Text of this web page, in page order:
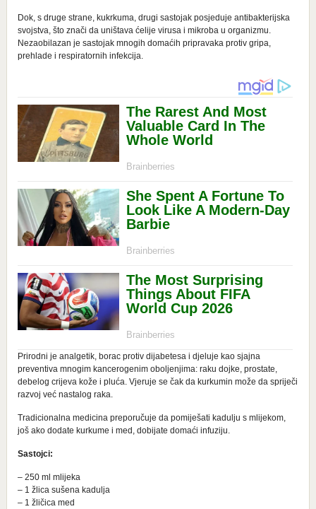
Dok, s druge strane, kukrkuma, drugi sastojak posjeduje antibakterijska
svojstva, što znači da uništava ćelije virusa i mikroba u organizmu.
Nezaobilazan je sastojak mnogih domaćih pripravaka protiv gripa,
prehlade i respiratornih infekcija.
Prirodni je analgetik, borac protiv dijabetesa i djeluje kao sjajna
preventiva mnogim kancerogenim oboljenjima: raku dojke, prostate,
debelog crijeva kože i pluća. Vjeruje se čak da kurkumin može da spriječi
razvoj već nastalog raka.
Tradicionalna medicina preporučuje da pomiješati kadulju s mlijekom,
još ako dodate kurkume i med, dobijate domaći infuziju.
Sastojci:
– 250 ml mlijeka
– 1 žlica sušena kadulja
– 1 žličica med